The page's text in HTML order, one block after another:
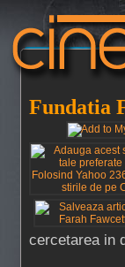
Fundatia
cercetarea in